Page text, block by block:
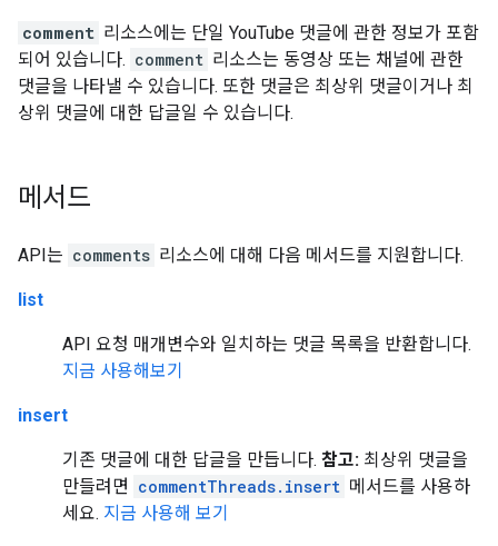
comment 리소스에는 단일 YouTube 댓글에 관한 정보가 포함
되어 있습니다. comment 리소스는 동영상 또는 채널에 관한
댓글을 나타낼 수 있습니다. 또한 댓글은 최상위 댓글이거나 최
상위 댓글에 대한 답글일 수 있습니다.
메서드
API는 comments 리소스에 대해 다음 메서드를 지원합니다.
list
API 요청 매개변수와 일치하는 댓글 목록을 반환합니다.
지금 사용해보기
insert
기존 댓글에 대한 답글을 만듭니다. 참고: 최상위 댓글을
만들려면 commentThreads.insert 메서드를 사용하
세요. 지금 사용해 보기